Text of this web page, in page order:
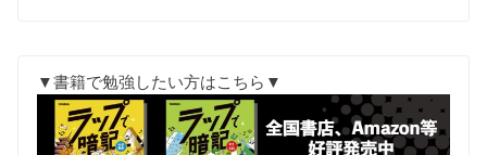
▼書籍で勉強したい方はこちら▼